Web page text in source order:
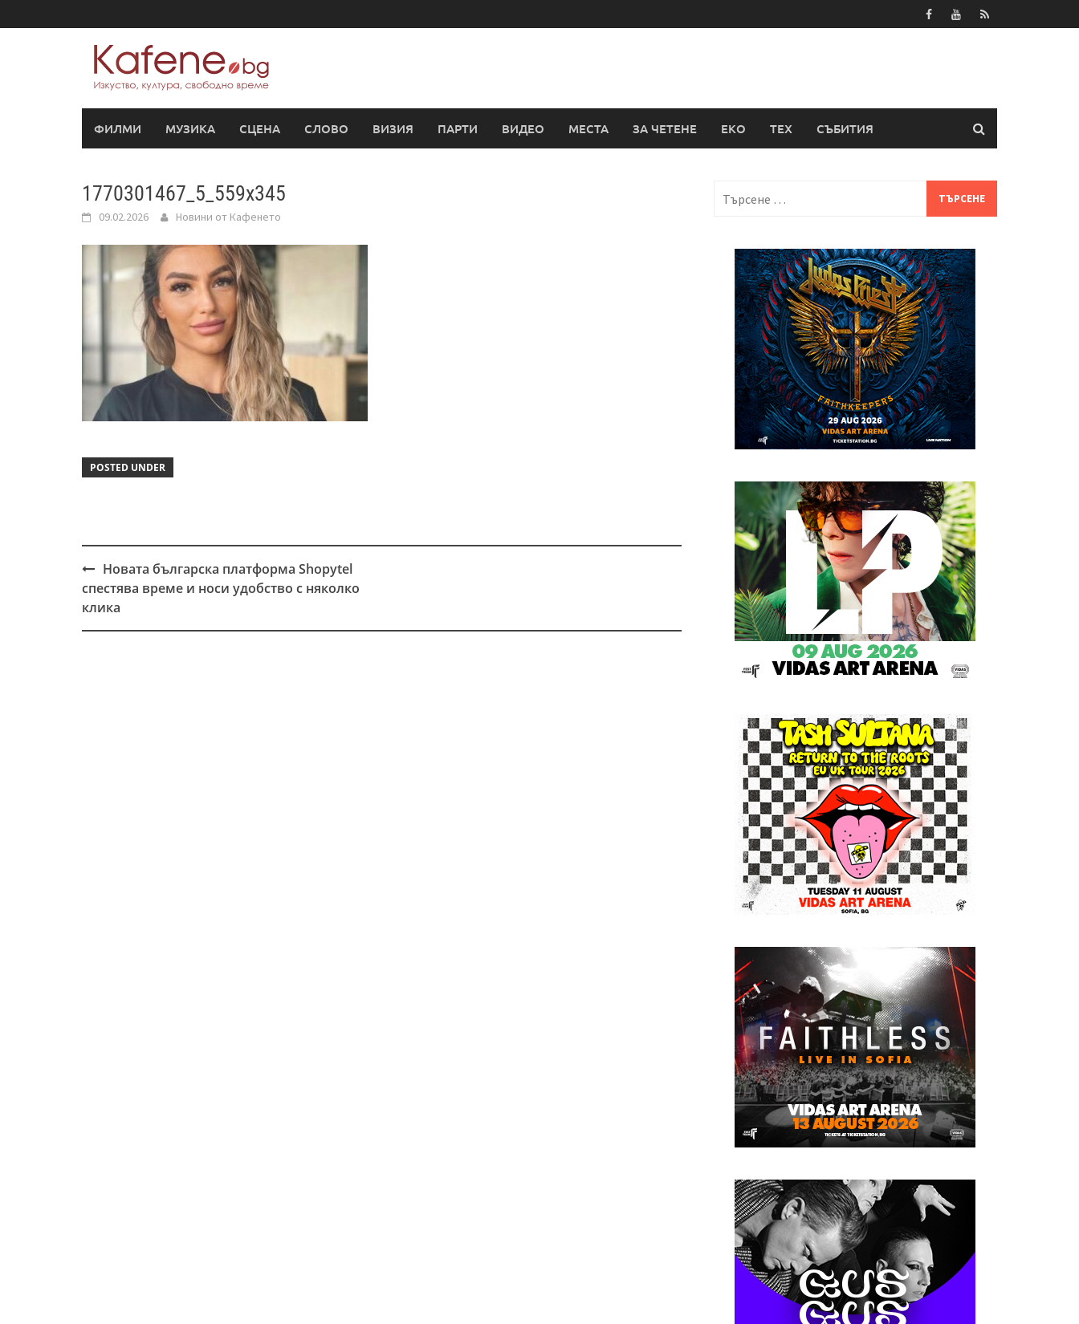
to
ФИЛМИ МУЗИКА СЦЕНА СЛОВО ВИЗИЯ ПАРТИ ВИДЕО МЕСТА ЗА ЧЕТЕНЕ ЕКО ТЕХ СЪБИТИЯ
1770301467_5_559x345
09.02.2026 Новини от Кафенето
POSTED UNDER
Post
navigation
Новата българска платформа Shopytel
спестява време и носи удобство с няколко
клика
за: